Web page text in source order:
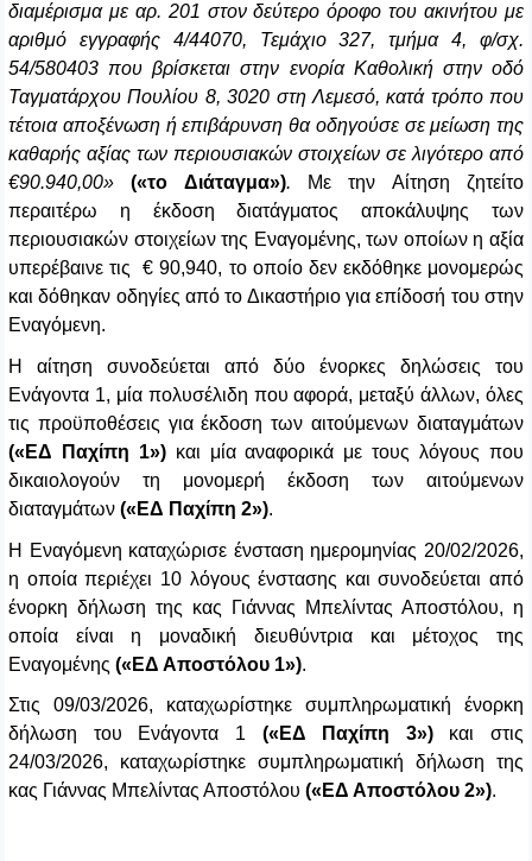
διαμέρισμα με αρ. 201 στον δεύτερο όροφο του ακινήτου με
αριθμό εγγραφής 4/44070, Τεμάχιο 327, τμήμα 4, φ/σχ.
54/580403 που βρίσκεται στην ενορία Καθολική στην οδό
Ταγματάρχου Πουλίου 8, 3020 στη Λεμεσό, κατά τρόπο που
τέτοια αποξένωση ή επιβάρυνση θα οδηγούσε σε μείωση της
καθαρής αξίας των περιουσιακών στοιχείων σε λιγότερο από
€90.940,00»
(«το Διάταγμα»).
Με την Αίτηση ζητείτο
περαιτέρω η έκδοση διατάγματος αποκάλυψης των
περιουσιακών στοιχείων της Εναγομένης, των οποίων η αξία
υπερέβαινε τις € 90,940, το οποίο δεν εκδόθηκε μονομερώς
και δόθηκαν οδηγίες από το Δικαστήριο για επίδοσή του στην
Εναγόμενη.
Η αίτηση συνοδεύεται από δύο ένορκες δηλώσεις του
Ενάγοντα 1, μία πολυσέλιδη που αφορά, μεταξύ άλλων, όλες
τις προϋποθέσεις για έκδοση των αιτούμενων διαταγμάτων
(«ΕΔ Παχίπη 1»)και μία αναφορικά με τους λόγους που
δικαιολογούν τη μονομερή έκδοση των αιτούμενων
διαταγμάτων («ΕΔ Παχίπη 2»).
Η Εναγόμενη καταχώρισε ένσταση ημερομηνίας 20/02/2026,
η οποία περιέχει 10 λόγους ένστασης και συνοδεύεται από
ένορκη δήλωση της κας Γιάννας Μπελίντας Αποστόλου, η
οποία είναι η μοναδική διευθύντρια και μέτοχος της
Εναγομένης («ΕΔ Αποστόλου 1»).
Στις 09/03/2026, καταχωρίστηκε συμπληρωματική ένορκη
δήλωση του Ενάγοντα 1 («ΕΔ Παχίπη 3»)και στις
24/03/2026, καταχωρίστηκε συμπληρωματική δήλωση της
κας Γιάννας Μπελίντας Αποστόλου («ΕΔ Αποστόλου 2»).